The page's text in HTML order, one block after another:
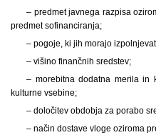
– predmet javnega razpisa
predmet sofinanciranja;
– pogoje, ki jih morajo
– višino finančnih sredstev;
– morebitna dodatna merila in
kulturne vsebine;
– določitev obdobja za porabo
– način dostave vloge oziroma